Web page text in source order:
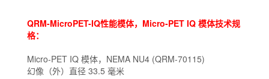
QRM-MicroPET-IQ性能模体，Micro-PET IQ 模体技术规
格：
Micro-PET IQ 模体，NEMA NU4 (QRM-70115)
幻像（外）直径 33.5 毫米